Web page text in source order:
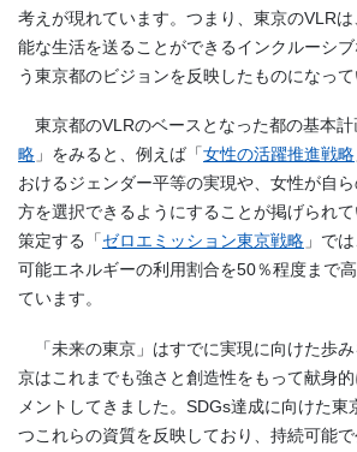
考えが現れています。つまり、東京のVLR
能な生活を送ることができるインクルーシ
う東京都のビジョンを反映したものになって
東京都のVLRのベースとなった都の基本計
略 」 をみると、例えば「女性の活躍推進戦略
おけるジェンダー平等の実現や、女性が自
方を選択できるようにすることが掲げられ
策定する「ゼロエミッション東京戦略 」で
可能エネルギーの利用割合を50％程度まで
ています。
「未来の東京」はすでに実現に向けた歩
京はこれまでも強さと創造性をもって献身
メントしてきました。SDGs達成に向けた
つこれらの資質を反映しており、持続可能